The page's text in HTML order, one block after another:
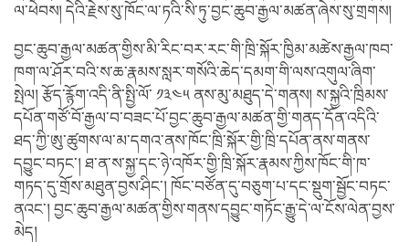
ལ་ཕེབས། དེའི་རྗེས་སུ་ཁོང་ལ་ཏའི་སི་ཏུ་བྱང་ཆུབ་རྒྱལ་མཚན་ཞེས་སུ་གྲགས།
བྱང་ཆུབ་རྒྱལ་མཚན་གྱིས་མི་རིང་བར་རང་གི་ཁྲི་སྐོར་ཁྱིམ་མཚེས་རྒྱལ་ཁབ་
ཁག་ལ་ཤོར་བའི་ས་ཆ་རྣམས་སླར་གསོའི་ཆེད་དམག་གི་ལས་འགུལ་ཞིག་
སྤེལ། རྩོད་རྙོག་འདི་ནི་སྤྱི་ལོ་ ༡༣༤༥ ནས་མུ་མཐུད་དེ་གནས། ས་སྐྱའི་ཁྲིམས་
དཔོན་གཙོ་བོ་རྒྱལ་བ་བཟང་པོ་བྱང་ཆུབ་རྒྱལ་མཚན་གྱི་གནད་དོན་འདིའི་
ཐད་ཀྱི་ཨུ་ཚུགས་ལ་མ་དགའ་ནས་ཁོང་ཁྲི་སྐོར་གྱི་ཁྲི་དཔོན་ནས་གནས་
དབྱུང་བཏང་། ཐ་ན་ས་སྐྱ་དང་ཉེ་འཁོར་གྱི་ཁྲི་སྐོར་རྣམས་ཀྱིས་ཁོང་གི་ཁ་
གཏད་དུ་གྲོས་མཐུན་བྱས་ཤིང་། ཁོང་བཙོན་དུ་བཅུག་པ་དང་སྡུག་སྦྱོང་བཏང་
ནའང་། བྱང་ཆུབ་རྒྱལ་མཚན་གྱིས་གནས་དབྱུང་གཏོང་རྒྱུ་དེ་ལ་ངོས་ལེན་བྱས་
མེད།